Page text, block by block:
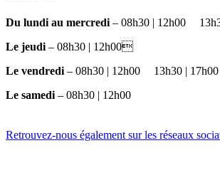
Du lundi au mercredi – 08h30 | 12h00
Le jeudi – 08h30 | 12h00
Le vendredi – 08h30 | 12h00
13h30 | 17h00
Le samedi – 08h30 | 12h00
Retrouvez-nous également sur les réseaux